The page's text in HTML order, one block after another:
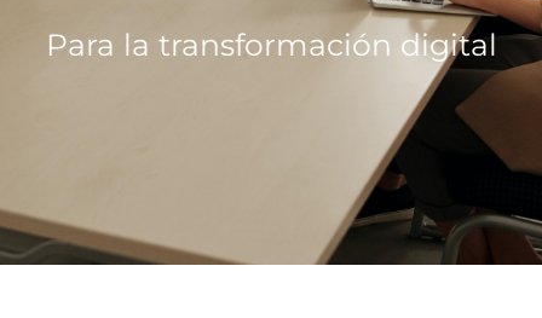
Para la transformación digital